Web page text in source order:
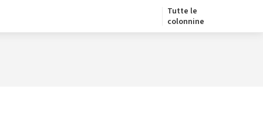
Tutte le
colonnine